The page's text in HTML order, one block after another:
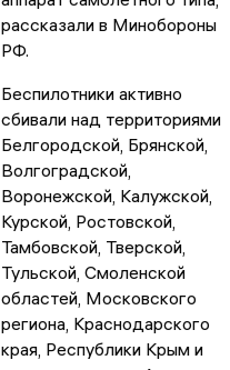
рассказали в Минобороны
РФ.
Беспилотники активно
сбивали над территориями
Белгородской, Брянской,
Волгоградской,
Воронежской, Калужской,
Курской, Ростовской,
Тамбовской, Тверской,
Тульской, Смоленской
областей, Московского
региона, Краснодарского
края, Республики Крым и